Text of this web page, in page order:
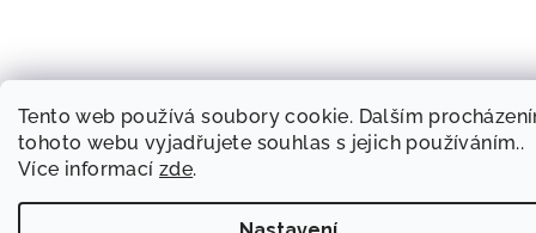
Tento web používá soubory cookie. Dalším
tohoto webu vyjadřujete souhlas s jejich používáním..
Více informacízde.